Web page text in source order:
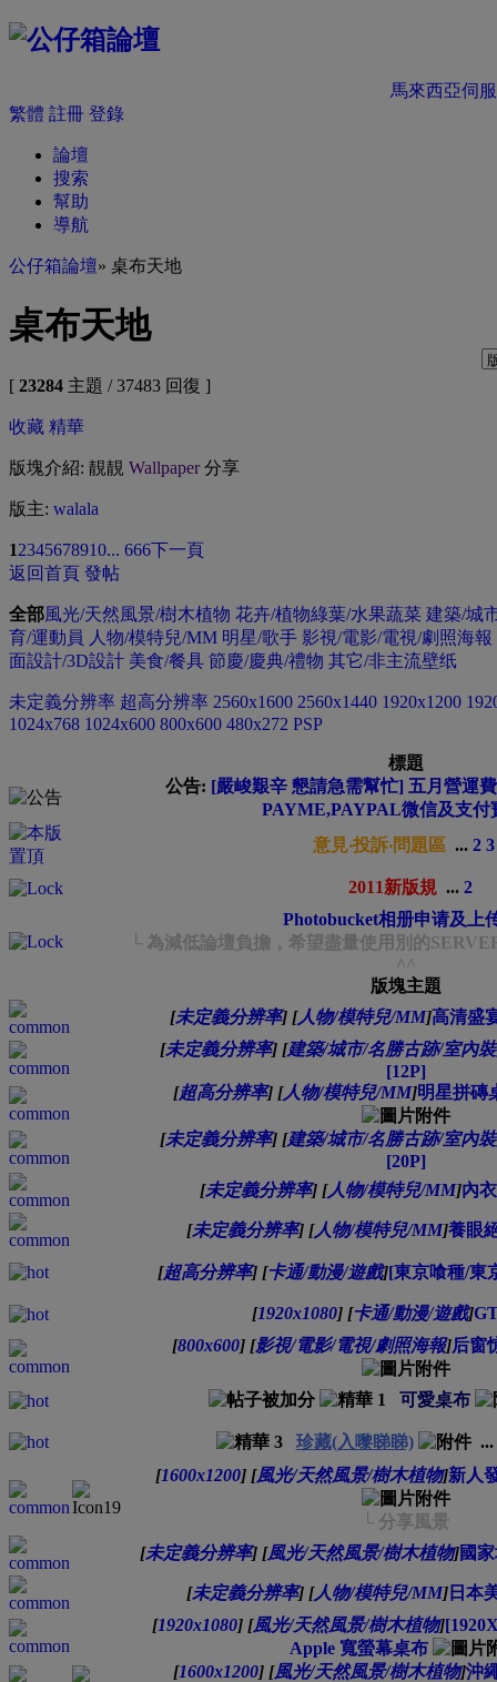
馬來西亞伺
繁體 註冊 登錄
論壇
搜索
幫助
導航
公仔箱論壇» 桌布天地
桌布天地
[ 23284 主題 / 37483 回復 ]
收藏 精華
版塊介紹: 靚靚 Wallpaper 分享
版主: walala
12345678910... 666下一頁
返回首頁 發帖
全部風光/天然風景/樹木植物 花卉/植物綠葉/水果蔬菜 建築/城
育/運動員 人物/模特兒/MM 明星/歌手 影視/電影/電視/劇照海報
面設計/3D設計 美食/餐具 節慶/慶典/禮物 其它/非主流壁纸
未定義分辨率 超高分辨率 2560x1600 2560x1440 1920x1200
1024x768 1024x600 800x600 480x272 PSP
標題
公告: [嚴峻艱辛 懇請急需幫忙] 五月營運
PAYME,PAYPAL微信及支付
意見‧投訴‧問題區 ... 2 3
2011新版規 ... 2
Photobucket相册申请及上
└ 為減低論壇負擔，希望盡量使用別的
^^
版塊主題
[未定義分辨率] [人物/模特兒/MM]高清盛
[未定義分辨率] [建築/城市/名勝古跡/室內
[12P]
[超高分辨率] [人物/模特兒/MM]明星拼磚
[未定義分辨率] [建築/城市/名勝古跡/室內
[20P]
[未定義分辨率] [人物/模特兒/MM]內
[未定義分辨率] [人物/模特兒/MM]養眼
[超高分辨率] [卡通/動漫/遊戲][東京喰種/東
[1920x1080] [卡通/動漫/遊戲]
[800x600] [影視/電影/電視/劇照海報]后窗
可愛桌布
珍藏(入嚟睇睇)
...
[1600x1200] [風光/天然風景/樹木植物]新人
└ 分享風景
[未定義分辨率] [風光/天然風景/樹木植物]國
[未定義分辨率] [人物/模特兒/MM]日本
[1920x1080] [風光/天然風景/樹木植物]
Apple 寬螢幕桌布
[1600x1200] [風光/天然風景/樹木植物]沖